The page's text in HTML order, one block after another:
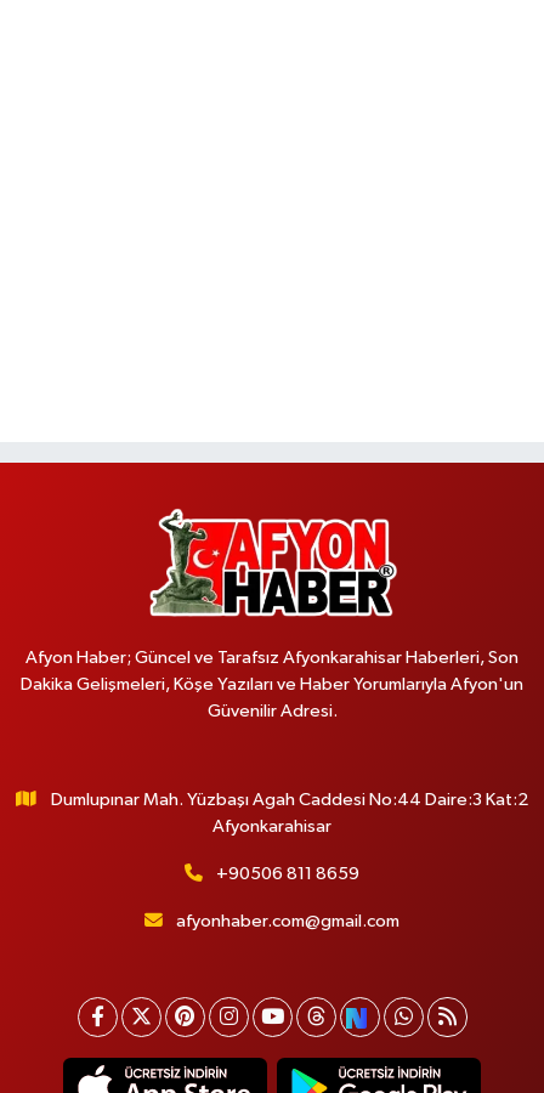
Afyon Haber; Güncel ve Tarafsız Afyonkarahisar Haberleri, Son
Dakika Gelişmeleri, Köşe Yazıları ve Haber Yorumlarıyla Afyon'un
Güvenilir Adresi.
Dumlupınar Mah. Yüzbaşı Agah Caddesi No:44 Daire:3 Kat:2
Afyonkarahisar
+90506 811 8659
afyonhaber.com@gmail.com